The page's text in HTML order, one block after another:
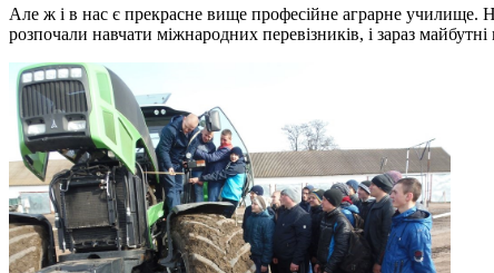
Але ж і в нас є прекрасне вище професійне аграрне училище.
розпочали навчати міжнародних перевізників, і зараз